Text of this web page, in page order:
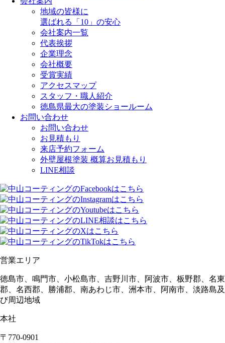
地域の皆様に
選ばれる「10」の安心
会社案内一覧
代表挨拶
企業理念
会社概要
受賞実績
アクセスマップ
スタッフ・職人紹介
徳島県最大の塗装ショールーム
お問い合わせ
お問い合わせ
お見積もり
来店予約フォーム
外壁屋根塗装 概算お見積もり
LINE相談
営業エリア
徳島市、鳴門市、小松島市、吉野川市、阿波市、板野郡、名東
郡、名西郡、勝浦郡、南あわじ市、洲本市、阿南市、淡路島及
び周辺地域
本社
〒770-0901